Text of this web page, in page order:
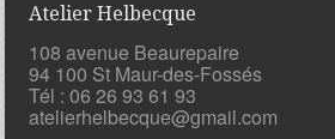
Atelier Helbecque
108 avenue Beaurepaire
94 100 St Maur-des-Fossés
Tél : 06 26 93 61 93
atelierhelbecque@gmail.com